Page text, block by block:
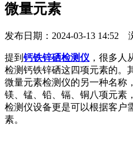
微量元素
发布日期：2024-03-13 14:52
提到 钙铁锌硒检测仪 ，很多人
检测钙铁锌硒这四项元素的。
微量元素检测仪的另一种名称
镁、锰、铅、镉、铜八项元素
检测仪设备更是可以根据客户
素。